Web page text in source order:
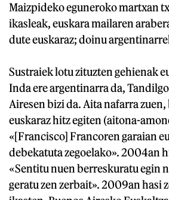
Maizpideko eguneroko martxan
ikasleak, euskara mailaren
dute euskaraz; doinu
Sustraiek lotu zituzten gehienak
Inda ere argentinarra da,
Airesen bizi da. Aita nafarra zuen,
euskaraz hitz egiten (aitona-
«[Francisco] Francoren garaian
debekatuta zegoelako». 2004an
«Sentitu nuen berreskuratu egin
geratu zen zerbait». 2009an hasi